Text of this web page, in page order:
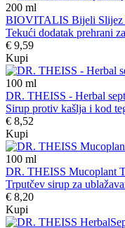
200 ml
BIOVITALIS Bijeli Slijez
Tekući dodatak prehrani
€ 9,59
Kupi
100 ml
DR. THEISS - Herbal
Sirup protiv kašlja i kod
€ 8,52
Kupi
100 ml
DR. THEISS Mucoplant
Trputčev sirup za
€ 8,20
Kupi